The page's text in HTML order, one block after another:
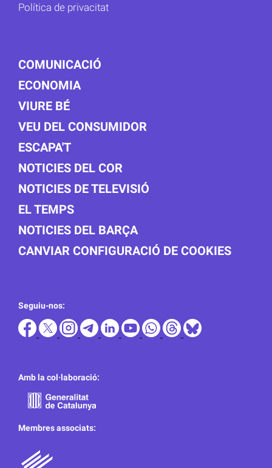
Política de privacitat
COMUNICACIÓ
ECONOMIA
VIURE BÉ
VEU DEL CONSUMIDOR
ESCAPA'T
NOTICIES DEL COR
NOTICIES DE TELEVISIÓ
EL TEMPS
NOTICIES DEL BARÇA
CANVIAR CONFIGURACIÓ DE COOKIES
Seguiu-nos:
Amb la col·laboració:
Membres associats: